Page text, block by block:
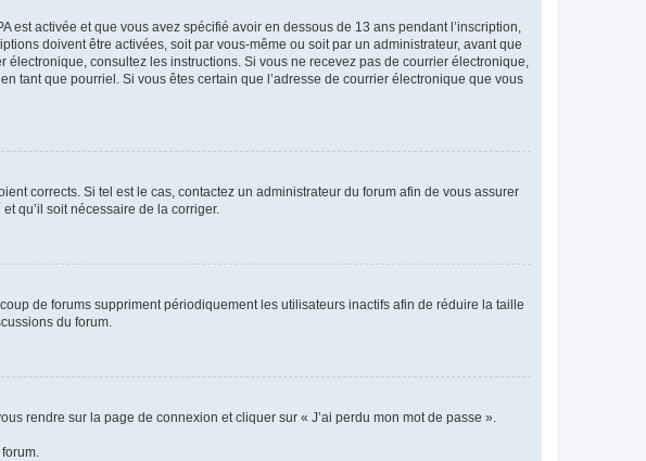
activée et que vous avez spécifié avoir en dessous de 13 ans pendant l’inscription,
doivent être activées, soit par vous-même ou soit par un administrateur, avant que
consultez les instructions. Si vous ne recevez pas de courrier électronique,
tant que pourriel. Si vous êtes certain que l’adresse de courrier électronique que vous
corrects. Si tel est le cas, contactez un administrateur du forum afin de vous assurer
qu’il soit nécessaire de la corriger.
de forums suppriment périodiquement les utilisateurs inactifs afin de réduire la taille
du forum.
rendre sur la page de connexion et cliquer sur « J’ai perdu mon mot de passe ».